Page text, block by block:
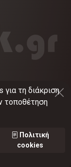
ΓΕΜΗ:τη διάκριση
τοποθέτηση
Πολιτική
cookies